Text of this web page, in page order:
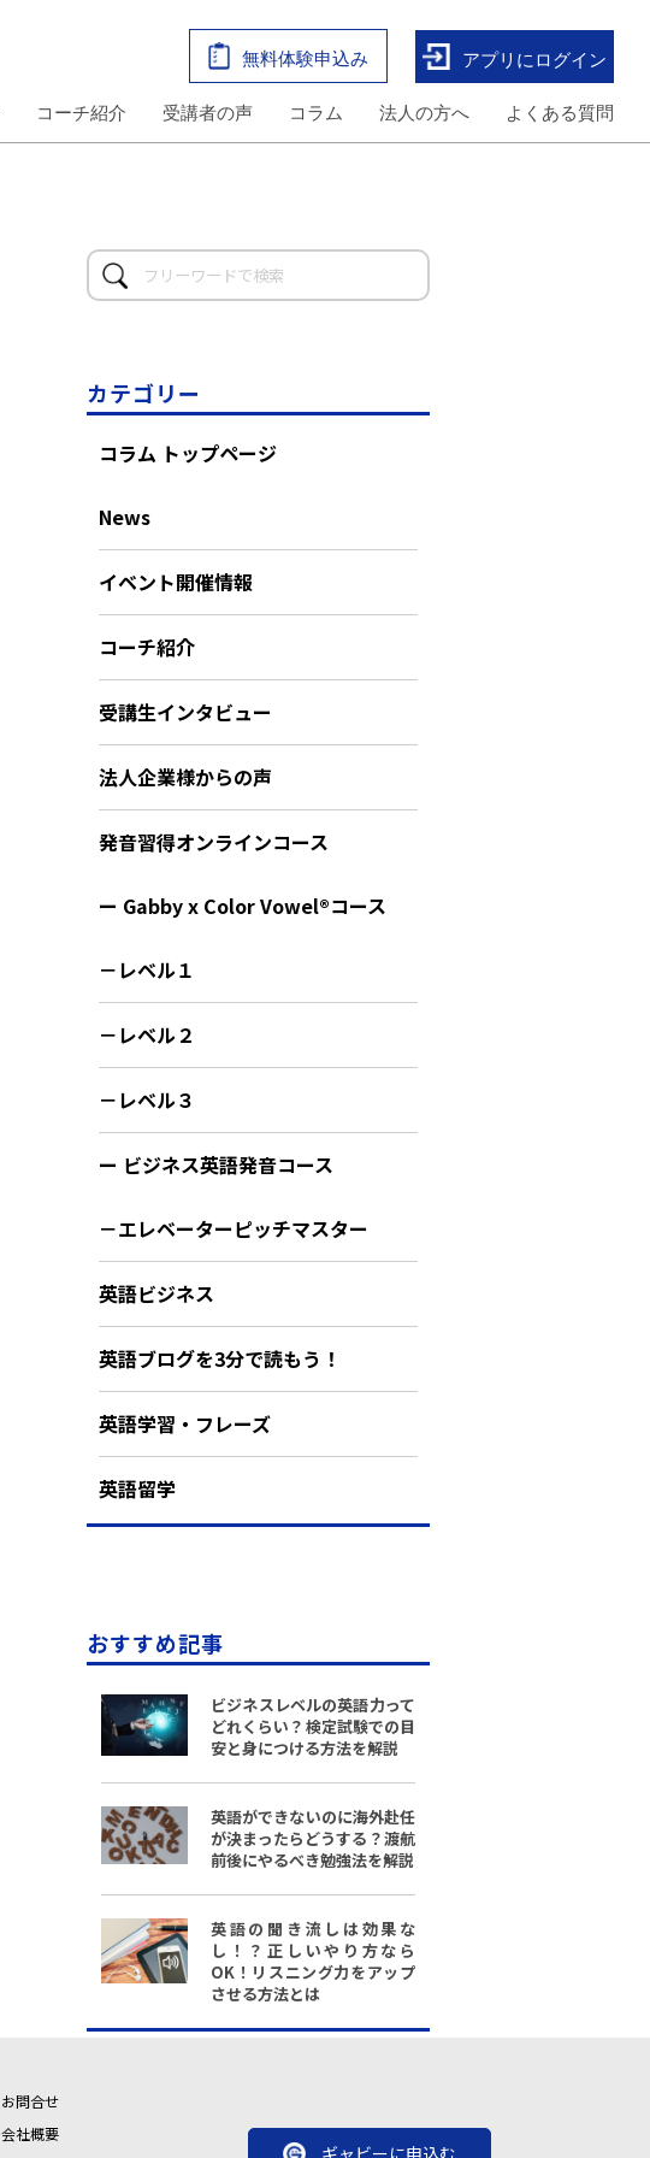
無料体験申込み アプリにログイン
コーチ紹介 受講者の声 コラム 法人の方へ よくある質問
カテゴリー
コラム トップページ
News
イベント開催情報
コーチ紹介
受講生インタビュー
法人企業様からの声
発音習得オンラインコース
ー Gabby x Color Vowel®︎コース
－レベル１
－レベル２
－レベル３
ー ビジネス英語発音コース
－エレベーターピッチマスター
英語ビジネス
英語ブログを3分で読もう！
英語学習・フレーズ
英語留学
おすすめ記事
ビジネスレベルの英語力って
どれくらい？検定試験での目
安と身につける方法を解説
英語ができないのに海外赴任
が決まったらどうする？渡航
前後にやるべき勉強法を解説
英語の聞き流しは効果な
し！？正しいやり方なら
OK！リスニング力をアップ
させる方法とは
お問合せ
会社概要